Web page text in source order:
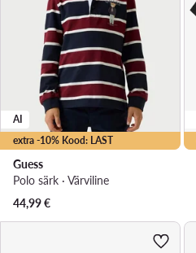
extra -10% Kood: LAST
AI
Guess
Polo särk · Värviline
44,99€